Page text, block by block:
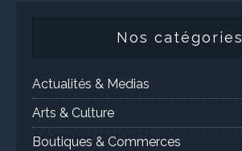
Nos catégories
Actualités & Medias
Arts & Culture
Boutiques & Commerces